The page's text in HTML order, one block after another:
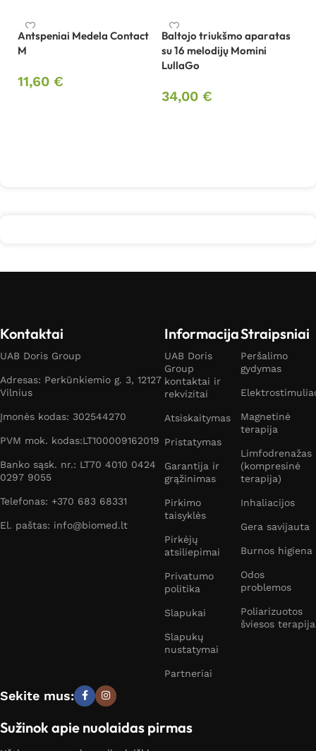
Antspeniai Medela Contact
M
11,60 €
Baltojo triukšmo aparatas
su 16 melodijų Momini
LullaGo
34,00 €
Kontaktai
UAB Doris Group
Adresas: Perkūnkiemio g. 3, 12127
Vilnius
Įmonės kodas: 302544270
PVM mok. kodas:LT100009162019
Banko sąsk. nr.: LT70 4010 0424
0297 9055
Telefonas: +370 683 68331
El. paštas: info@biomed.lt
Informacija
UAB Doris
Group
kontaktai ir
rekvizitai
Atsiskaitymas
Pristatymas
Garantija ir
grąžinimas
Pirkimo
taisyklės
Pirkėjų
atsiliepimai
Privatumo
politika
Slapukai
Slapukų
nustatymai
Partneriai
Straipsniai
Peršalimo
gydymas
Magnetinė
terapija
Limfodrenažas
(kompresinė
terapija)
Inhaliacijos
Gera savijauta
Burnos higiena
Odos
problemos
Poliarizuotos
šviesos terapija
Sekite mus:
Sužinok apie nuolaidas pirmas